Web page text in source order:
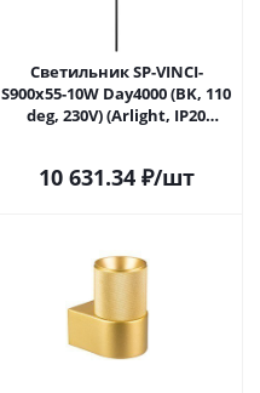
Светильник SP-VINCI-
S900x55-10W Day4000 (BK, 110
deg, 230V) (Arlight, IP20
10 631.34₽/шт